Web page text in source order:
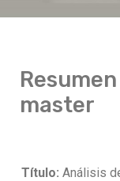
master
Título: Análisis